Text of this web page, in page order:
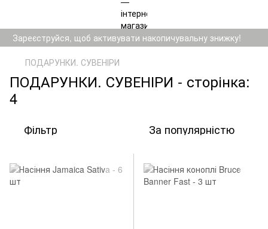
Зареєструйся, щоб активувати накопичувальну знижку!
ПОДАРУНКИ. СУВЕНІРИ
ПОДАРУНКИ. СУВЕНІРИ - сторінка:
4
Фільтр За популярністю